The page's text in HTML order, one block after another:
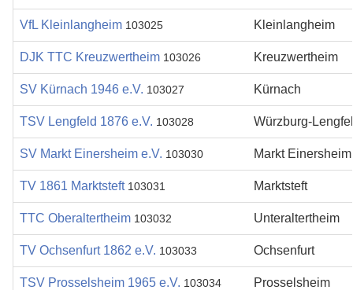
VfL Kleinlangheim 103025 Kleinlangheim
DJK TTC Kreuzwertheim 103026 Kreuzwertheim
SV Kürnach 1946 e.V. 103027 Kürnach
TSV Lengfeld 1876 e.V. 103028 Würzburg-
SV Markt Einersheim e.V. 103030 Markt Einersheim
TV 1861 Marktsteft 103031 Marktsteft
TTC Oberaltertheim 103032 Unteraltertheim
TV Ochsenfurt 1862 e.V. 103033 Ochsenfurt
TSV Prosselsheim 1965 e.V. 103034 Prosselsheim